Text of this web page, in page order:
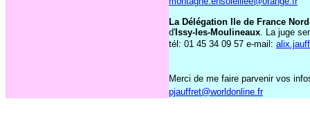
La Délégation Ile de France
d' Issy-les-Moulineaux. La juge
tél: 01 45 34 09 57 e-mail:
Merci de me faire parvenir vos
pjauffret@worldonline.fr